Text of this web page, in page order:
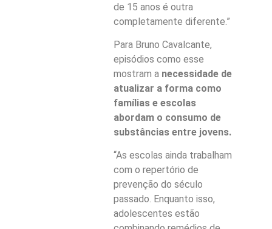
de 15 anos é outra
completamente diferente.”
Para Bruno Cavalcante,
episódios como esse
mostram a necessidade de
atualizar a forma como
famílias e escolas
abordam o consumo de
substâncias entre jovens.
“As escolas ainda trabalham
com o repertório de
prevenção do século
passado. Enquanto isso,
adolescentes estão